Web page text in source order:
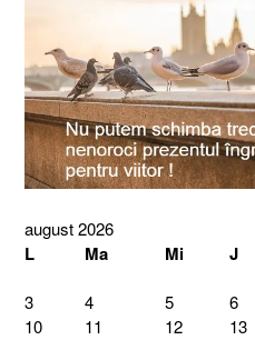
august 2026
L Ma Mi J
3
4 5 6
10
11 12 13